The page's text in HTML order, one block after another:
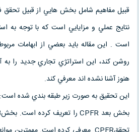
قبيل مفاهيم شامل بخش هايي از قبيل تحقق
است . اين مقاله بايد بعضي از ابهامات
روشن كند، اين استراتژي تجاري جديد را به
هنوز آشنا نشده اند معرفي كند.
اين تحقيق به صورت زير طبقه بندي شده است: